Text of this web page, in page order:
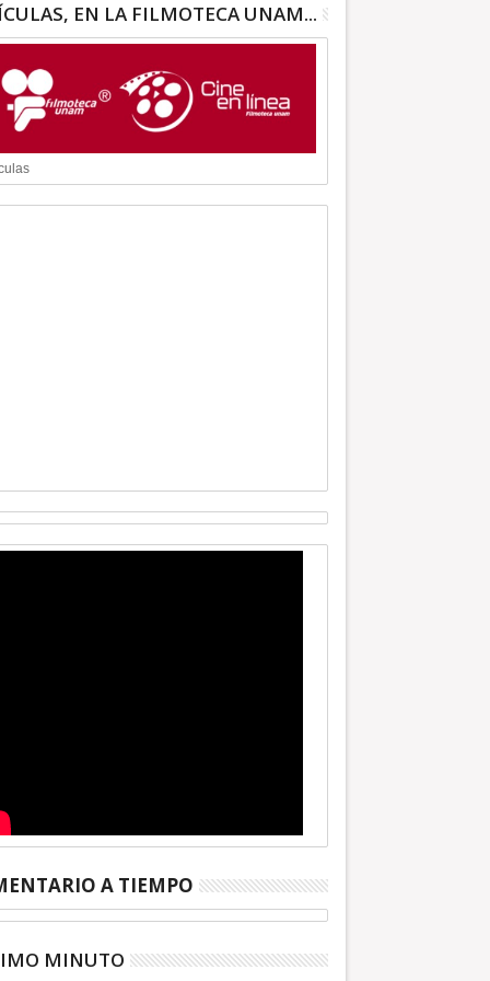
EN LA FILMOTECA UNAM...
A TIEMPO
MINUTO